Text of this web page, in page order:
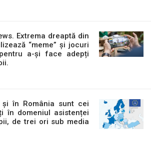
Extrema dreaptă din
“meme” și jocuri
a-și face adepți
și în România sunt cei
în domeniul asistenței
de trei ori sub media